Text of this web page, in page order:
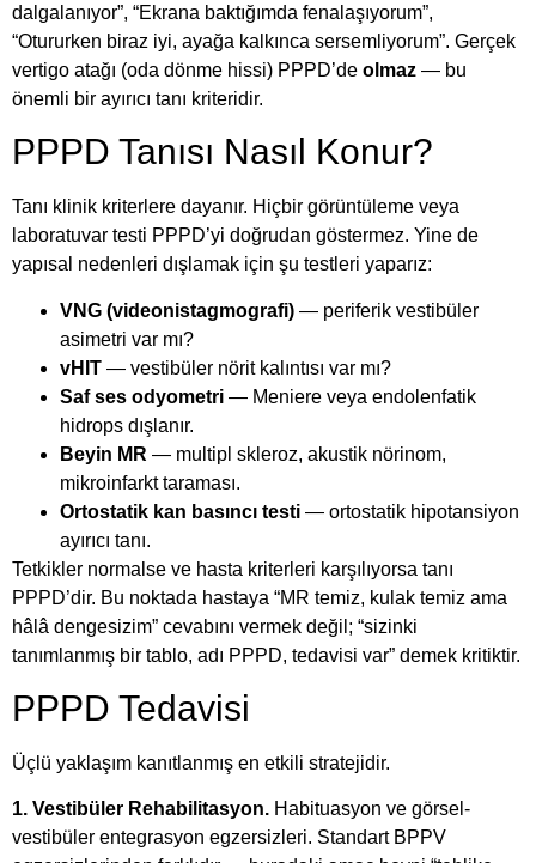
dalgalanıyor”, “Ekrana baktığımda fenalaşıyorum”,
“Otururken biraz iyi, ayağa kalkınca sersemliyorum”. Gerçek
vertigo atağı (oda dönme hissi) PPPD’de olmaz — bu
önemli bir ayırıcı tanı kriteridir.
PPPD Tanısı Nasıl Konur?
Tanı klinik kriterlere dayanır. Hiçbir görüntüleme veya
laboratuvar testi PPPD’yi doğrudan göstermez. Yine de
yapısal nedenleri dışlamak için şu testleri yaparız:
VNG (videonistagmografi) — periferik vestibüler
asimetri var mı?
vHIT — vestibüler nörit kalıntısı var mı?
Saf ses odyometri — Meniere veya endolenfatik
hidrops dışlanır.
Beyin MR — multipl skleroz, akustik nörinom,
mikroinfarkt taraması.
Ortostatik kan basıncı testi — ortostatik hipotansiyon
ayırıcı tanı.
Tetkikler normalse ve hasta kriterleri karşılıyorsa tanı
PPPD’dir. Bu noktada hastaya “MR temiz, kulak temiz ama
hâlâ dengesizim” cevabını vermek değil; “sizinki
tanımlanmış bir tablo, adı PPPD, tedavisi var” demek kritiktir.
PPPD Tedavisi
Üçlü yaklaşım kanıtlanmış en etkili stratejidir.
1. Vestibüler Rehabilitasyon. Habituasyon ve görsel-
vestibüler entegrasyon egzersizleri. Standart BPPV